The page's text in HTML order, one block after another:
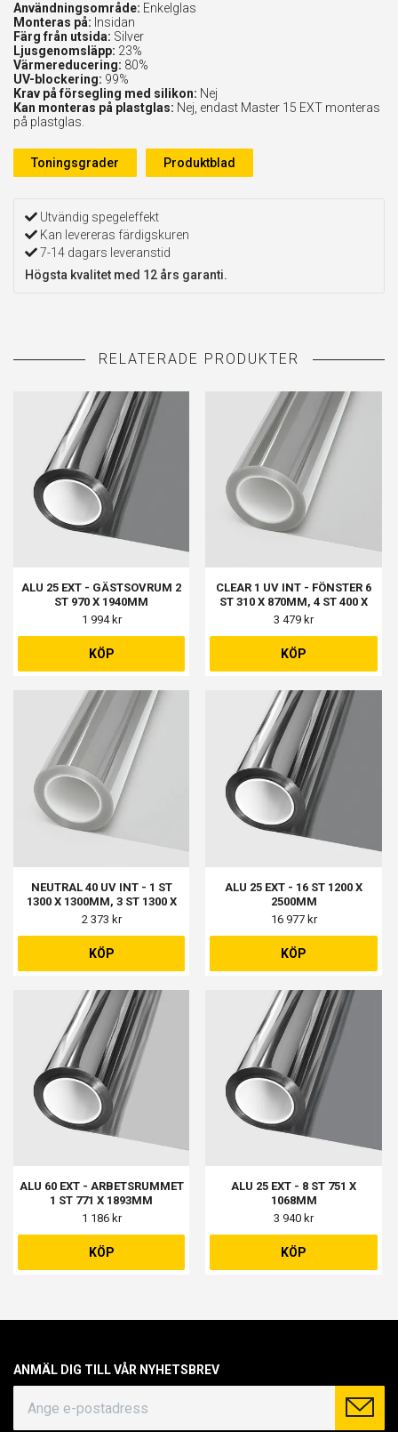
Användningsområde: Enkelglas
Monteras på: Insidan
Färg från utsida: Silver
Ljusgenomsläpp: 23%
Värmereducering: 80%
UV-blockering: 99%
Krav på försegling med silikon: Nej
Kan monteras på plastglas: Nej, endast Master 15 EXT monteras
på plastglas.
Toningsgrader Produktblad
Utvändig spegeleffekt
Kan levereras färdigskuren
7-14 dagars leveranstid
Högsta kvalitet med 12 års garanti.
ALU 25 EXT - GÄSTSOVRUM 2
ST 970 X 1940MM
1 994 kr
KÖP
CLEAR 1 UV INT - FÖNSTER 6
ST 310 X 870MM, 4 ST 400 X
840MM
3 479 kr
KÖP
NEUTRAL 40 UV INT - 1 ST
1300 X 1300MM, 3 ST 1300 X
600MM
2 373 kr
KÖP
ALU 25 EXT - 16 ST 1200 X
2500MM
16 977 kr
KÖP
ALU 60 EXT - ARBETSRUMMET
1 ST 771 X 1893MM
1 186 kr
KÖP
ALU 25 EXT - 8 ST 751 X
1068MM
3 940 kr
KÖP
ANMÄL DIG TILL VÅR NYHETSBREV